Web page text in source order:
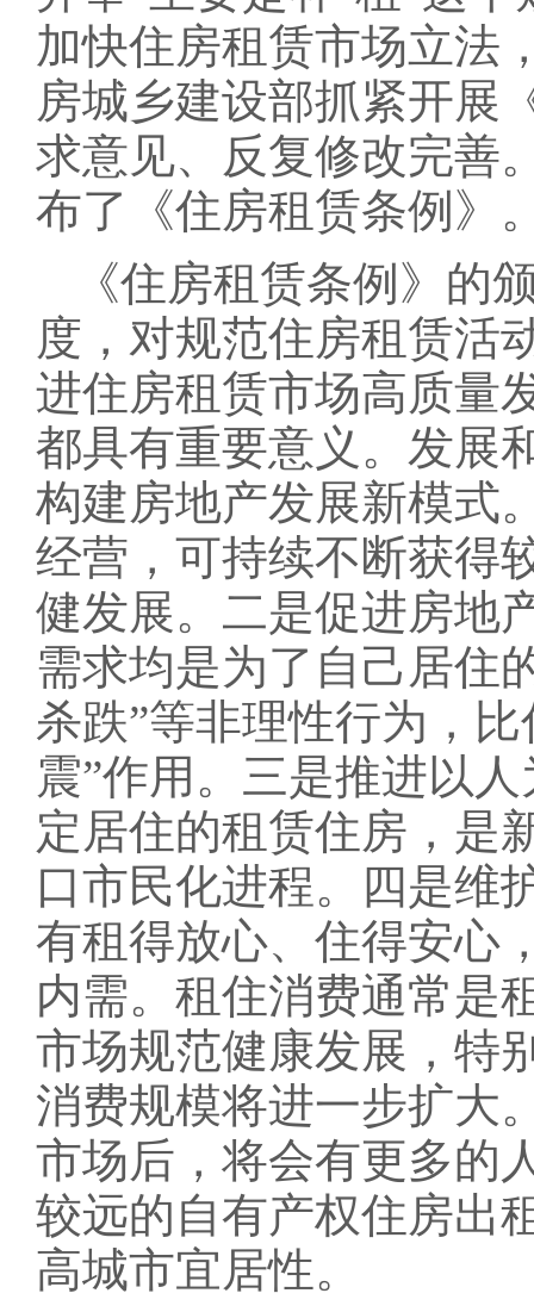
加快住房租赁市场立法
房城乡建设部抓紧开展
求意见、反复修改完善
布了《住房租赁条例》
《住房租赁条例》的
度，对规范住房租赁活
进住房租赁市场高质量
都具有重要意义。发展
构建房地产发展新模式
经营，可持续不断获得
健发展。二是促进房地
需求均是为了自己居住
杀跌”等非理性行为，
震”作用。三是推进以
定居住的租赁住房，是
口市民化进程。四是维
有租得放心、住得安心
内需。租住消费通常是
市场规范健康发展，特
消费规模将进一步扩大
市场后，将会有更多的
较远的自有产权住房出
高城市宜居性。